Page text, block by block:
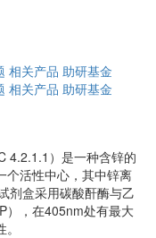
相关产品 助研基金
相关产品 助研基金
4.2.1.1）是一种含锌的
个活性中心，其中锌离
剂盒采用碳酸酐酶与乙
），在405nm处有最大